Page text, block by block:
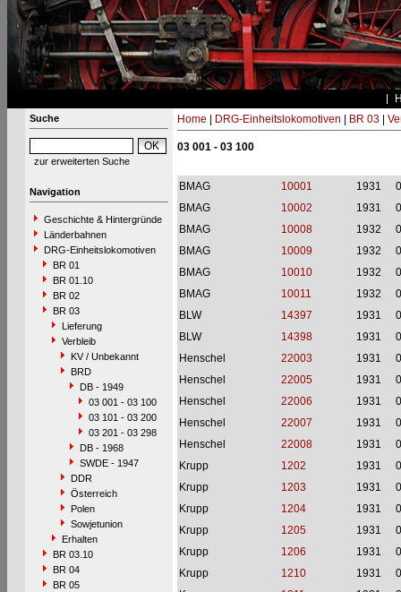
Suche
zur erweiterten Suche
Navigation
Geschichte & Hintergründe
Länderbahnen
DRG-Einheitslokomotiven
BR 01
BR 01.10
BR 02
BR 03
Lieferung
Verbleib
KV / Unbekannt
BRD
DB - 1949
03 001 - 03 100
03 101 - 03 200
03 201 - 03 298
DB - 1968
SWDE - 1947
DDR
Österreich
Polen
Sowjetunion
Erhalten
BR 03.10
BR 04
BR 05
Home DRG-Einheitslokomotiven BR 03|
03 001 - 03 100
BMAG 10001 1931
BMAG
10002 1931
BMAG
10008 1932
BMAG
10009 1932
BMAG
10010 1932
BMAG
10011 1932
BLW
14397 1931
BLW
14398 1931
Henschel
22003 1931
Henschel
22005 1931
Henschel
22006 1931
Henschel
22007 1931
Henschel
22008 1931
Krupp
1202 1931
Krupp
1203 1931
Krupp
1204 1931
Krupp
1205 1931
Krupp
1206 1931
Krupp
1210 1931